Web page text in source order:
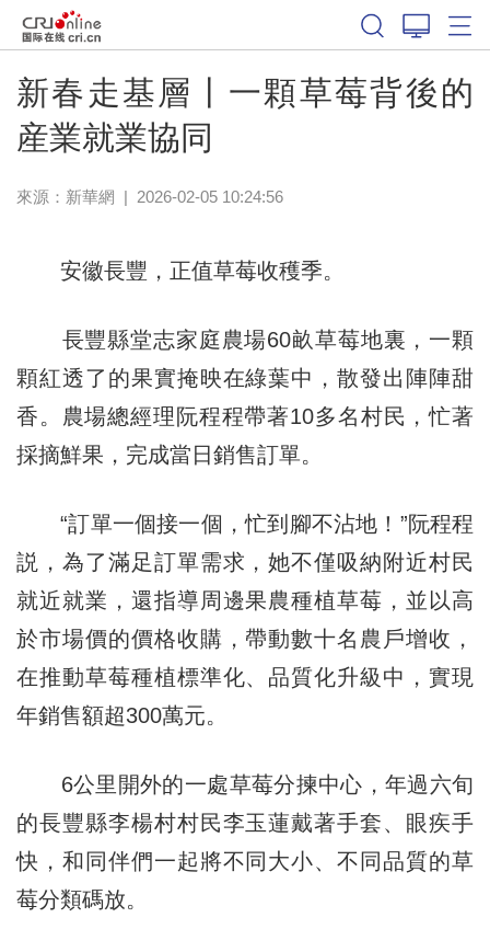
新春走基層丨一顆草莓背後的
産業就業協同
來源： 新華網 | 2026-02-05 10:24:56
安徽長豐，正值草莓收穫季。
長豐縣堂志家庭農場60畝草莓地裏，一顆
顆紅透了的果實掩映在綠葉中，散發出陣陣甜
香。農場總經理阮程程帶著10多名村民，忙著
採摘鮮果，完成當日銷售訂單。
“訂單一個接一個，忙到腳不沾地！”阮程程
説，為了滿足訂單需求，她不僅吸納附近村民
就近就業，還指導周邊果農種植草莓，並以高
於市場價的價格收購，帶動數十名農戶增收，
在推動草莓種植標準化、品質化升級中，實現
年銷售額超300萬元。
6公里開外的一處草莓分揀中心，年過六旬
的長豐縣李楊村村民李玉蓮戴著手套、眼疾手
快，和同伴們一起將不同大小、不同品質的草
莓分類碼放。